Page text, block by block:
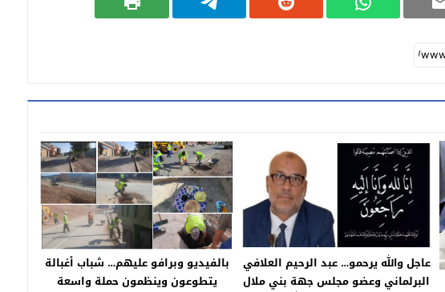
عاجل والله يرحمو… عبد الرحيم العلافي
البرلماني وعضو مجلس جهة بني ملال
بالفيديو وبرافو عليهم… شباب أغبالة
يتطوعون وينظمون حملة واسعة